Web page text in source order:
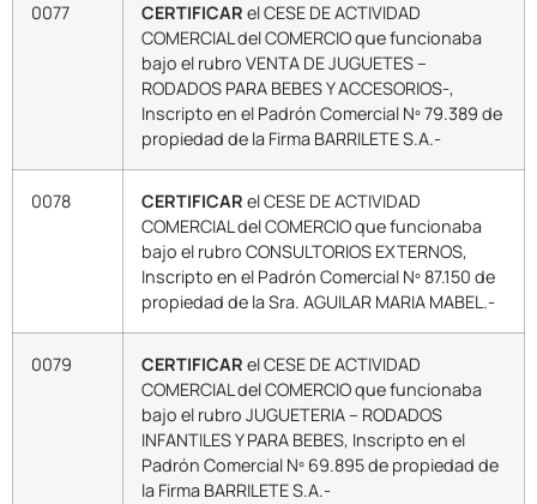
0077 CERTIFICAR el CESE DE ACTIVIDAD
COMERCIAL del COMERCIO que funcionaba
bajo el rubro VENTA DE JUGUETES –
RODADOS PARA BEBES Y ACCESORIOS-,
Inscripto en el Padrón Comercial Nº 79.389 de
propiedad de la Firma BARRILETE S.A.-
0078 CERTIFICAR el CESE DE ACTIVIDAD
COMERCIAL del COMERCIO que funcionaba
bajo el rubro CONSULTORIOS EXTERNOS,
Inscripto en el Padrón Comercial Nº 87.150 de
propiedad de la Sra. AGUILAR MARIA MABEL.-
0079 CERTIFICAR el CESE DE ACTIVIDAD
COMERCIAL del COMERCIO que funcionaba
bajo el rubro JUGUETERIA – RODADOS
INFANTILES Y PARA BEBES, Inscripto en el
Padrón Comercial Nº 69.895 de propiedad de
la Firma BARRILETE S.A.-